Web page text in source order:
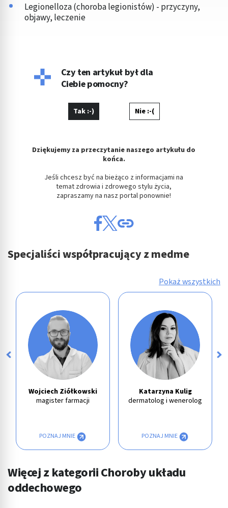
Legionelloza (choroba legionistów) - przyczyny,
objawy, leczenie
Czy ten artykuł był dla
Ciebie pomocny?
Tak :-) Nie :-(
Dziękujemy za przeczytanie naszego artykułu do
końca.
Jeśli chcesz być na bieżąco z informacjami na
temat zdrowia i zdrowego stylu życia,
zapraszamy na nasz portal ponownie!
Specjaliści współpracujący z medme
Pokaż wszystkich
Wojciech Ziółkowski
magister farmacji
POZNAJ MNIE
Katarzyna Kulig
dermatolog i wenerolog
POZNAJ MNIE
Więcej z kategorii Choroby układu
oddechowego